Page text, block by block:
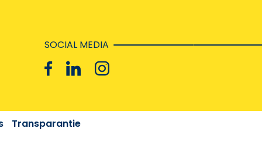
SOCIAL MEDIA
Transparantie